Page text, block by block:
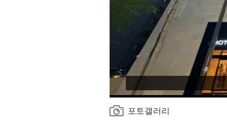
포토갤러리